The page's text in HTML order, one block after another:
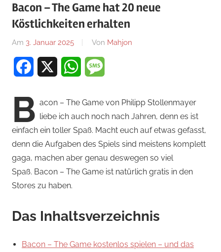
Bacon – The Game hat 20 neue
Köstlichkeiten erhalten
Am 3. Januar 2025 Von Mahjon
Arcade-
Spiele
News
Facebook WhatsApp
B acon – The Game von Philipp Stollenmayer
liebe ich auch noch nach Jahren, denn es ist
einfach ein toller Spaß. Macht euch auf etwas gefasst,
denn die Aufgaben des Spiels sind meistens komplett
gaga, machen aber genau deswegen so viel
Spaß. Bacon – The Game ist natürlich gratis in den
Stores zu haben.
Das Inhaltsverzeichnis
Bacon – The Game kostenlos spielen – und das